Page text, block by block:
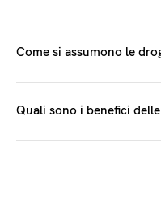
Come si assumono le
istruzioni su come
Se la preparazione delle
Quali sono i benefici